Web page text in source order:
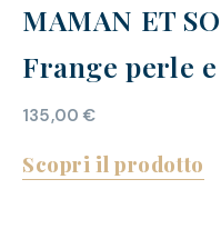
MAMAN ET
Frange perle
135,00€
Scopri il prodotto